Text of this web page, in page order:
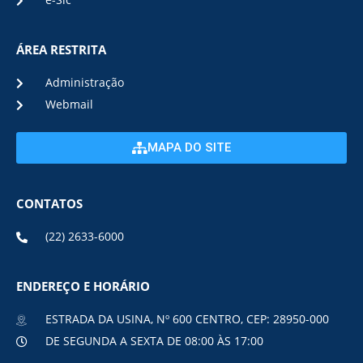
ÁREA RESTRITA
Administração
Webmail
MAPA DO SITE
CONTATOS
(22) 2633-6000
ENDEREÇO E HORÁRIO
ESTRADA DA USINA, Nº 600 CENTRO, CEP: 28950-000
DE SEGUNDA A SEXTA DE 08:00 ÀS 17:00